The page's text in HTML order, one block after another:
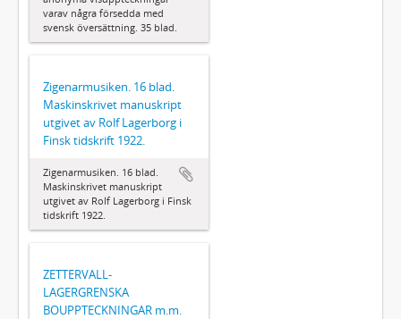
varav några försedda med
svensk översättning. 35 blad.
Zigenarmusiken. 16 blad.
Maskinskrivet manuskript
utgivet av Rolf Lagerborg i
Finsk tidskrift 1922.
Zigenarmusiken. 16 blad.
Maskinskrivet manuskript
utgivet av Rolf Lagerborg i Finsk
tidskrift 1922.
ZETTERVALL-
LAGERGRENSKA
BOUPPTECKNINGAR m.m.